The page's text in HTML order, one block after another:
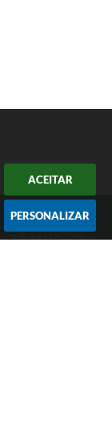
ACEITAR
PERSONALIZAR
CEP: 39150-000